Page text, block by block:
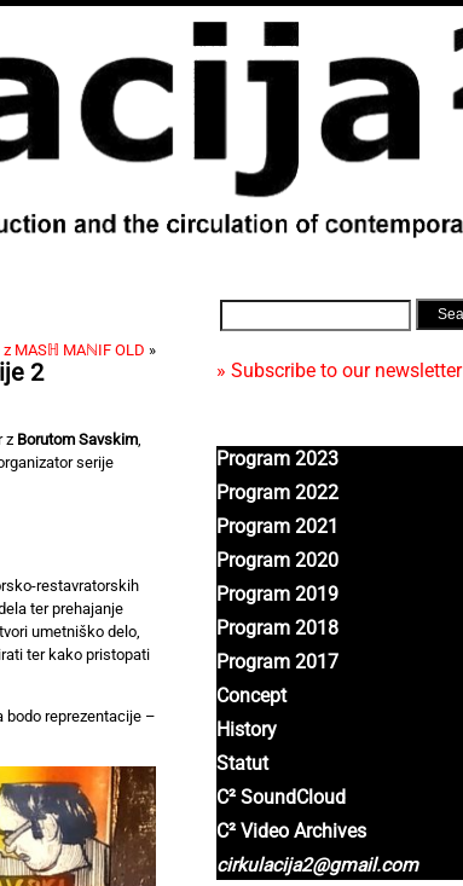
» Subscribe to our newsletter
Program 2023
Program 2022
Program 2021
Program 2020
Program 2019
Program 2018
Program 2017
Concept
History
Statut
C² SoundCloud
C² Video Archives
cirkulacija2@gmail.com
z MASℍ MAℕIF OLD »
2
z Borutom Savskim,
serije
restavratorskih
ter prehajanje
umetniško delo,
ter kako pristopati
bodo reprezentacije –